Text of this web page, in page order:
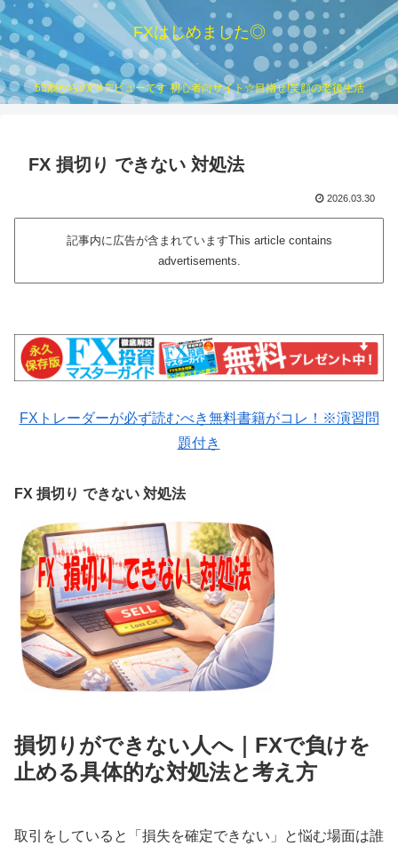
FXはじめました◎
53歳からのFXデビューです 初心者向サイト☆目指せ!笑顔の老後生活
FX 損切り できない 対処法
2026.03.30
記事内に広告が含まれていますThis article contains
advertisements.
FXトレーダーが必ず読むべき無料書籍がコレ！※演習問
題付き
FX 損切り できない 対処法
損切りができない人へ｜FXで負けを
止める具体的な対処法と考え方
取引をしていると「損失を確定できない」と悩む場面は誰